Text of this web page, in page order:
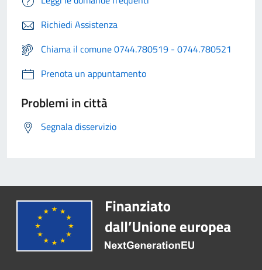
Richiedi Assistenza
Chiama il comune 0744.780519 - 0744.780521
Prenota un appuntamento
Problemi in città
Segnala disservizio